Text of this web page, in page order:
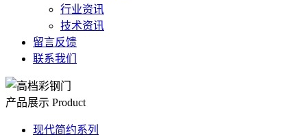
行业资讯
技术资讯
留言反馈
联系我们
产品展示 Product
现代简约系列